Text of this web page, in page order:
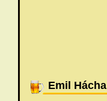
Emil Hácha